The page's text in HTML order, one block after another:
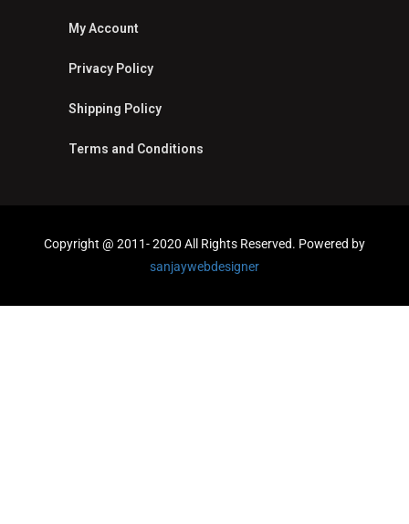
My Account
Privacy Policy
Shipping Policy
Terms and Conditions
Copyright @ 2011- 2020 All Rights Reserved. Powered by
sanjaywebdesigner